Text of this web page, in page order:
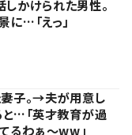
かけられた男性。
に…「えっ」
子。→夫が用意し
…「英才教育が過
るわぁ～ww」